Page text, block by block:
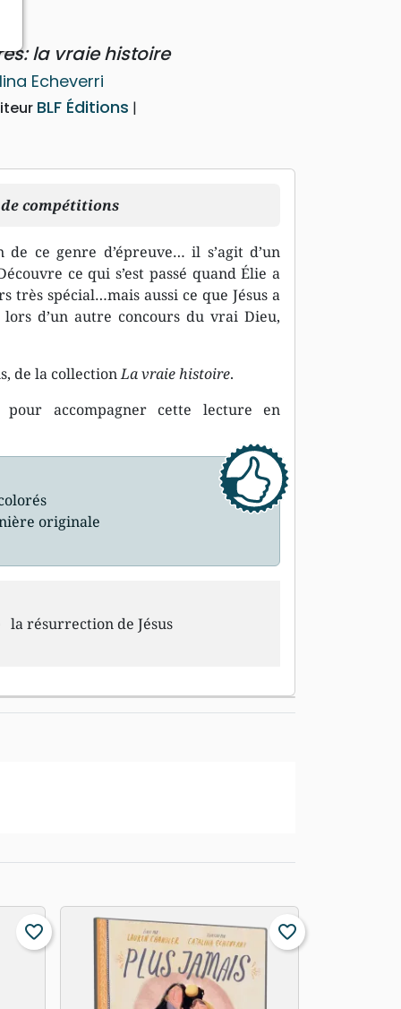
la vraie histoire
Echeverri
BLF Éditions
compétitions
ce genre d’épreuve… il s’agit d’un
ce qui s’est passé quand Élie a
très spécial…mais aussi ce que Jésus a
d’un autre concours du vrai Dieu,
de la collectionLa vraie histoire.
accompagner cette lecture en
originale
la résurrection de Jésus
favorite_border favorite_border